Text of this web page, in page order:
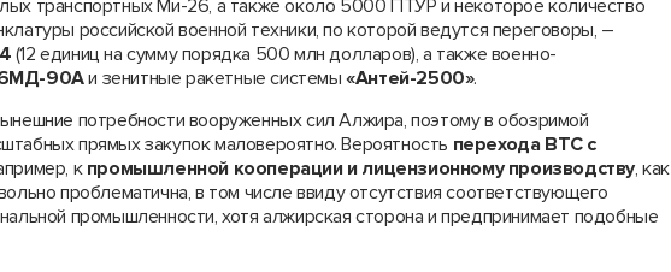
транспортных Ми-26, а также около 5000 ПТУР и некоторое количество
российской военной техники, по которой ведутся переговоры, –
(12 единиц на сумму порядка 500 млн долларов), а также военно-
90Аи зенитные ракетные системы«Антей-2500».
потребности вооруженных сил Алжира, поэтому в обозримой
прямых закупок маловероятно. Вероятность перехода ВТС с
кпромышленной кооперации и лицензионному производству, как
проблематична, в том числе ввиду отсутствия соответствующего
промышленности, хотя алжирская сторона и предпринимает подобные